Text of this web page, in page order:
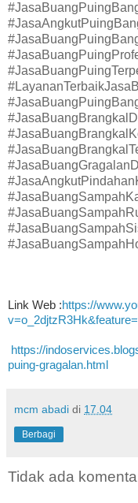
Link Web :https://
https://
puing-gragalan.html
mcm abadi di 17.04
Berbagi
Tidak ada